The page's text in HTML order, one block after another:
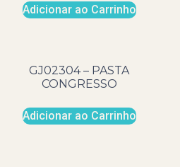
Adicionar ao Carrinho
GJ02304 – PASTA
CONGRESSO
Adicionar ao Carrinho